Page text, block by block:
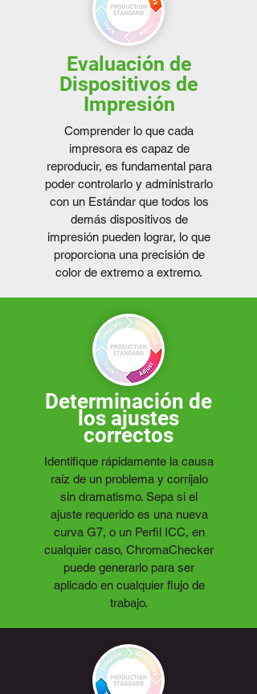
Evaluación de
Dispositivos de
Impresión
Comprender lo que cada
impresora es capaz de
reproducir, es fundamental para
poder controlarlo y administrarlo
con un Estándar que todos los
demás dispositivos de
impresión pueden lograr, lo que
proporciona una precisión de
color de extremo a extremo.
Determinación de
los ajustes
correctos
Identifique rápidamente la causa
raíz de un problema y corríjalo
sin dramatismo. Sepa si el
ajuste requerido es una nueva
curva G7, o un Perfil ICC, en
cualquier caso, ChromaChecker
puede generarlo para ser
aplicado en cualquier flujo de
trabajo.